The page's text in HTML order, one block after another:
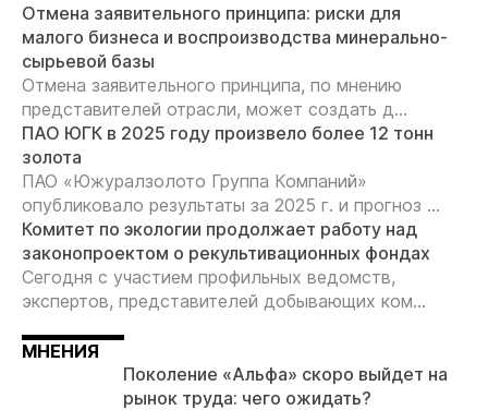
Отмена заявительного принципа: риски для
малого бизнеса и воспроизводства минерально-
сырьевой базы
Отмена заявительного принципа, по мнению
представителей отрасли, может создать д...
ПАО ЮГК в 2025 году произвело более 12 тонн
золота
ПАО «Южуралзолото Группа Компаний»
опубликовало результаты за 2025 г. и прогноз ...
Комитет по экологии продолжает работу над
законопроектом о рекультивационных фондах
Сегодня с участием профильных ведомств,
экспертов, представителей добывающих ком...
МНЕНИЯ
Поколение «Альфа» скоро выйдет на
рынок труда: чего ожидать?